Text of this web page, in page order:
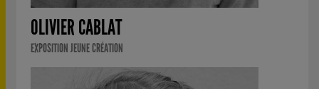
OLIVIER CABLAT
EXPOSITION JEUNE CRÉATION